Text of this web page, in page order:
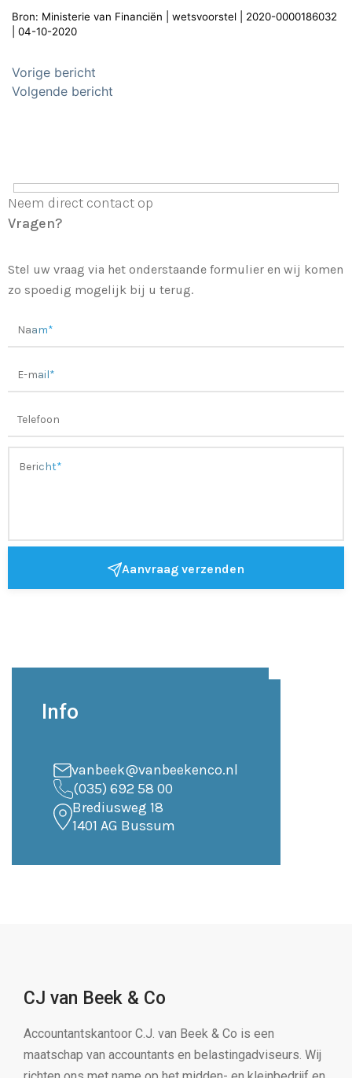
Bron: Ministerie van Financiën | wetsvoorstel | 2020-0000186032
| 04-10-2020
Bericht
navigatie
Vorige bericht
Volgende bericht
Neem direct contact op
Vragen?
Stel uw vraag via het onderstaande formulier en wij komen
zo spoedig mogelijk bij u terug.
Aanvraag verzenden
Info
vanbeek@vanbeekenco.nl
(035) 692 58 00
Brediusweg 18
1401 AG Bussum
CJ van Beek & Co
Accountantskantoor C.J. van Beek & Co is een
maatschap van accountants en belastingadviseurs. Wij